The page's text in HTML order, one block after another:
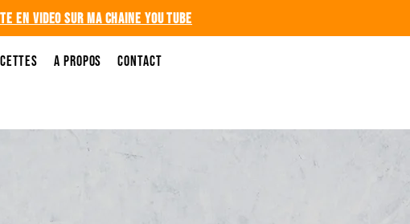
A propos Contact
D'ete en video sur ma chaine you tube